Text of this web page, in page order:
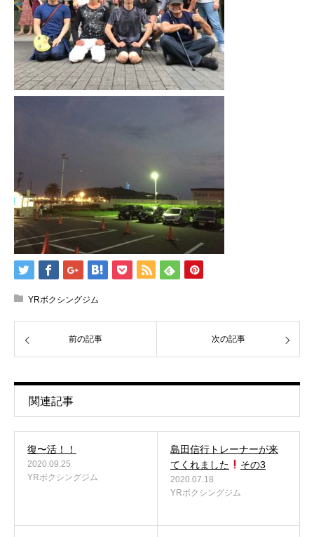
YRボクシングジム
前の記事 次の記事
関連記事
復〜活！！
2020.09.25
YRボクシングジム
島田信行トレーナーが来
てくれました
その3
2020.07.18
YRボクシングジム